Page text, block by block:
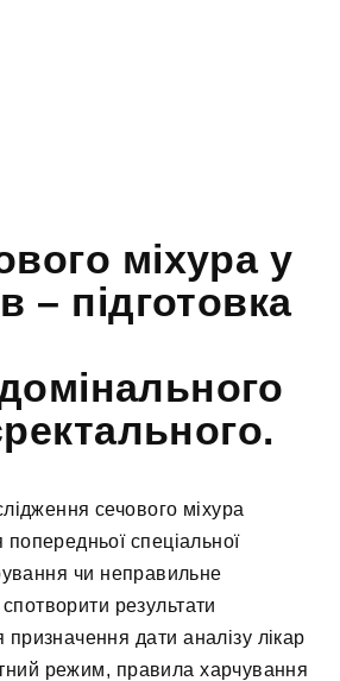
міхура у
– підготовка
сечового міхура
попередньої спеціальної
чи неправильне
результати
дати аналізу лікар
режим, правила харчування